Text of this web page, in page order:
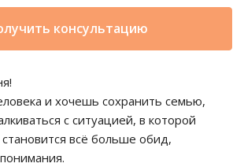
консультацию
и хочешь сохранить семью,
с ситуацией, в которой
всё больше обид,